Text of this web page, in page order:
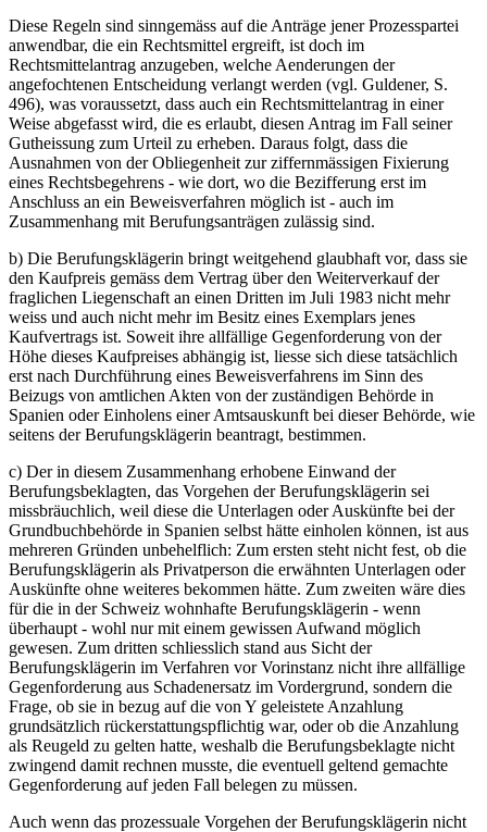
Diese Regeln sind sinngemäss auf die Anträge jener Prozesspartei
anwendbar, die ein Rechtsmittel ergreift, ist doch im
Rechtsmittelantrag anzugeben, welche Aenderungen der
angefochtenen Entscheidung verlangt werden (vgl. Guldener, S.
496), was voraussetzt, dass auch ein Rechtsmittelantrag in einer
Weise abgefasst wird, die es erlaubt, diesen Antrag im Fall seiner
Gutheissung zum Urteil zu erheben. Daraus folgt, dass die
Ausnahmen von der Obliegenheit zur ziffernmässigen Fixierung
eines Rechtsbegehrens - wie dort, wo die Bezifferung erst im
Anschluss an ein Beweisverfahren möglich ist - auch im
Zusammenhang mit Berufungsanträgen zulässig sind.
b) Die Berufungsklägerin bringt weitgehend glaubhaft vor, dass sie
den Kaufpreis gemäss dem Vertrag über den Weiterverkauf der
fraglichen Liegenschaft an einen Dritten im Juli 1983 nicht mehr
weiss und auch nicht mehr im Besitz eines Exemplars jenes
Kaufvertrags ist. Soweit ihre allfällige Gegenforderung von der
Höhe dieses Kaufpreises abhängig ist, liesse sich diese tatsächlich
erst nach Durchführung eines Beweisverfahrens im Sinn des
Beizugs von amtlichen Akten von der zuständigen Behörde in
Spanien oder Einholens einer Amtsauskunft bei dieser Behörde, wie
seitens der Berufungsklägerin beantragt, bestimmen.
c) Der in diesem Zusammenhang erhobene Einwand der
Berufungsbeklagten, das Vorgehen der Berufungsklägerin sei
missbräuchlich, weil diese die Unterlagen oder Auskünfte bei der
Grundbuchbehörde in Spanien selbst hätte einholen können, ist aus
mehreren Gründen unbehelflich: Zum ersten steht nicht fest, ob die
Berufungsklägerin als Privatperson die erwähnten Unterlagen oder
Auskünfte ohne weiteres bekommen hätte. Zum zweiten wäre dies
für die in der Schweiz wohnhafte Berufungsklägerin - wenn
überhaupt - wohl nur mit einem gewissen Aufwand möglich
gewesen. Zum dritten schliesslich stand aus Sicht der
Berufungsklägerin im Verfahren vor Vorinstanz nicht ihre allfällige
Gegenforderung aus Schadenersatz im Vordergrund, sondern die
Frage, ob sie in bezug auf die von Y geleistete Anzahlung
grundsätzlich rückerstattungspflichtig war, oder ob die Anzahlung
als Reugeld zu gelten hatte, weshalb die Berufungsbeklagte nicht
zwingend damit rechnen musste, die eventuell geltend gemachte
Gegenforderung auf jeden Fall belegen zu müssen.
Auch wenn das prozessuale Vorgehen der Berufungsklägerin nicht